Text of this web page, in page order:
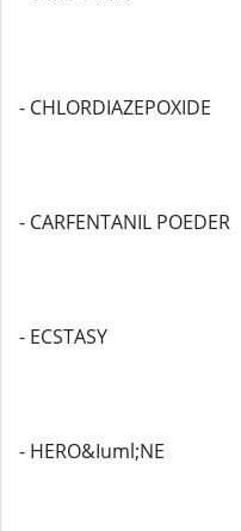
- CHLORDIAZEPOXIDE
- CARFENTANIL POEDER
- ECSTASY
- HERO&Iuml;NE